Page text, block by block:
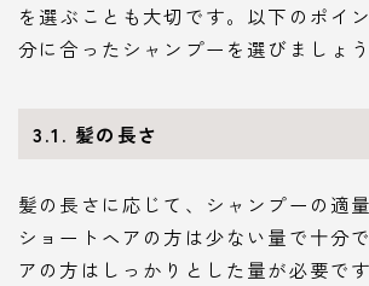
を選ぶことも大切です。以下のポイ
分に合ったシャンプーを選びましょう
3.1. 髪の長さ
髪の長さに応じて、シャンプーの適
ショートヘアの方は少ない量で十分
アの方はしっかりとした量が必要で